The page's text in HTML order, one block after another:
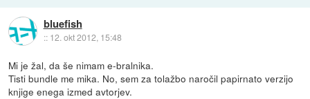
bluefish
:: 12. okt 2012, 15:48
Mi je žal, da še nimam e-bralnika.
Tisti bundle me mika. No, sem za tolažbo naročil papirnato verzijo
knjige enega izmed avtorjev.